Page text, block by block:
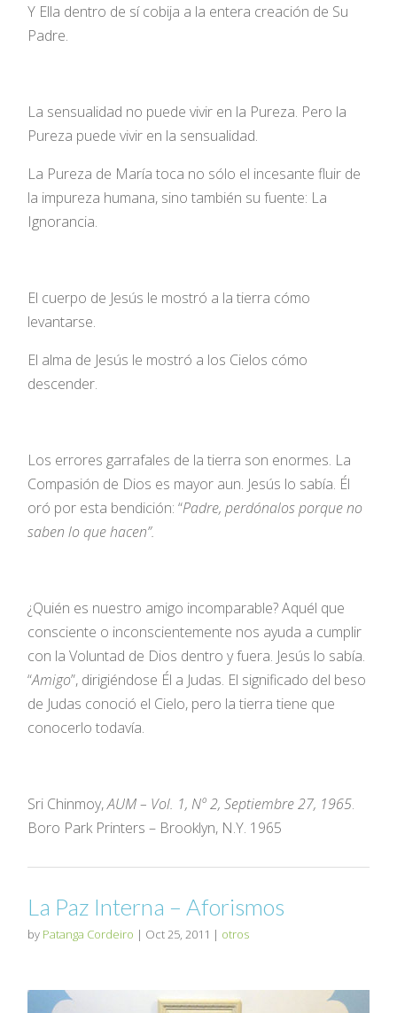
Y Ella dentro de sí cobija a la entera creación de Su
Padre.
La sensualidad no puede vivir en la Pureza. Pero la
Pureza puede vivir en la sensualidad.
La Pureza de María toca no sólo el incesante fluir de
la impureza humana, sino también su fuente: La
Ignorancia.
El cuerpo de Jesús le mostró a la tierra cómo
levantarse.
El alma de Jesús le mostró a los Cielos cómo
descender.
Los errores garrafales de la tierra son enormes. La
Compasión de Dios es mayor aun. Jesús lo sabía. Él
oró por esta bendición: “Padre, perdónalos porque no
saben lo que hacen”.
¿Quién es nuestro amigo incomparable? Aquél que
consciente o inconscientemente nos ayuda a cumplir
con la Voluntad de Dios dentro y fuera. Jesús lo sabía.
“Amigo”, dirigiéndose Él a Judas. El significado del beso
de Judas conoció el Cielo, pero la tierra tiene que
conocerlo todavía.
Sri Chinmoy,AUM – Vol. 1, Nº 2, Septiembre 27, 1965.
Boro Park Printers – Brooklyn, N.Y. 1965
La Paz Interna – Aforismos
by Patanga Cordeiro | Oct 25, 2011 | otros